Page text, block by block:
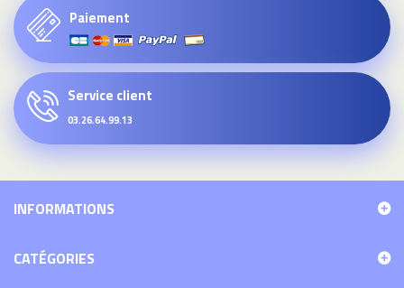
Paiement
Service client
03.26.64.99.13
INFORMATIONS
CATÉGORIES